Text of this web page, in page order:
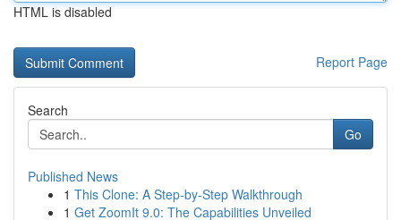
HTML is disabled
Report Page
Search
Go
Published News
1 This Clone: A Step-by-Step Walkthrough
1 Get ZoomIt 9.0: The Capabilities Unveiled